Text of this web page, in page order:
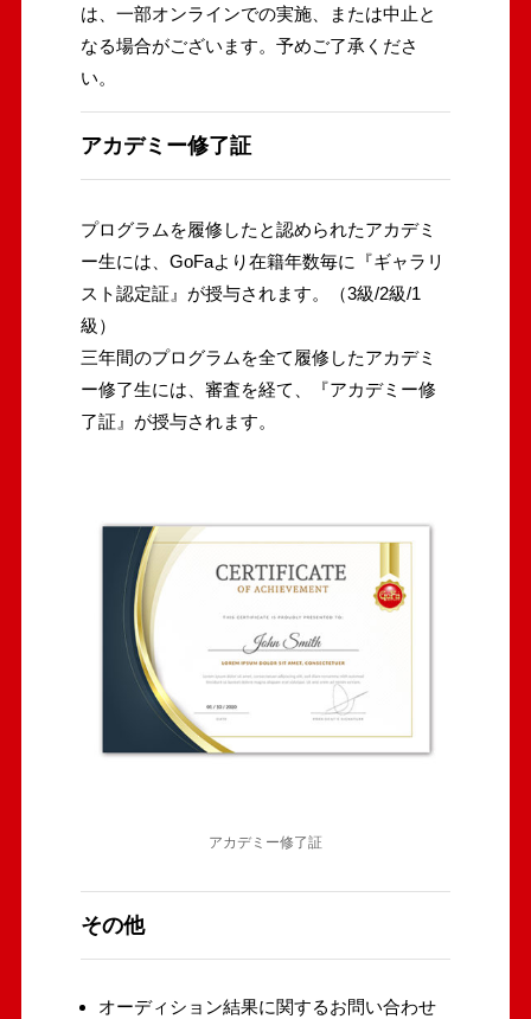
は、一部オンラインでの実施、または中止と
なる場合がございます。予めご了承くださ
い。
アカデミー修了証
プログラムを履修したと認められたアカデミ
ー生には、GoFaより在籍年数毎に『ギャラリ
スト認定証』が授与されます。（3級/2級/1
級）
三年間のプログラムを全て履修したアカデミ
ー修了生には、審査を経て、『アカデミー修
了証』が授与されます。
アカデミー修了証
その他
オーディション結果に関するお問い合わせ